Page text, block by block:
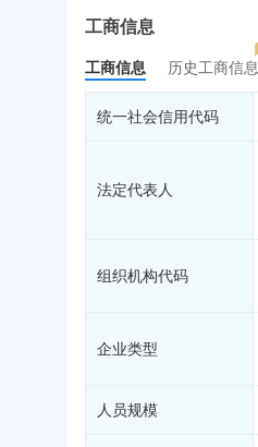
最终受益人
企业年报
11
工商自主公示
财务数据
工商信息
工商信息 历史工商信息
统一社会信用代码
法定代表人
组织机构代码
企业类型
人员规模